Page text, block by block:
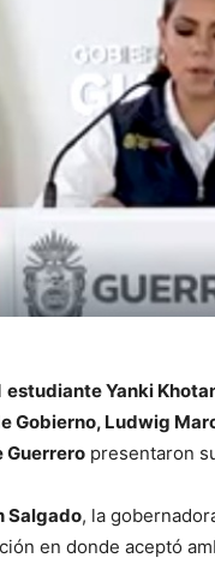
estudiante Yanki
Gobierno, Ludwig
Guerrero presentaron
Salgado, la
en donde aceptó